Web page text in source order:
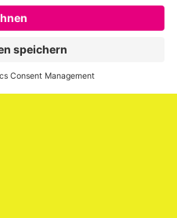
Hesse. Seit 2009 schreibt